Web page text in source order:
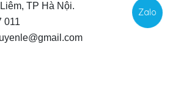
TP Hà Nội.
011
Zalo